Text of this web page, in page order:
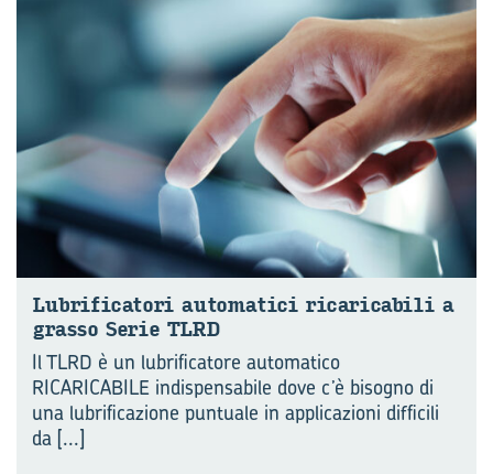
Lu­bri­fi­ca­to­ri au­to­ma­ti­ci ri­ca­ri­ca­bi­li a
gras­so Serie TLRD
Il TLRD è un lubrificatore automatico
RICARICABILE indispensabile dove c’è bisogno di
una lubrificazione puntuale in applicazioni difficili
da [...]